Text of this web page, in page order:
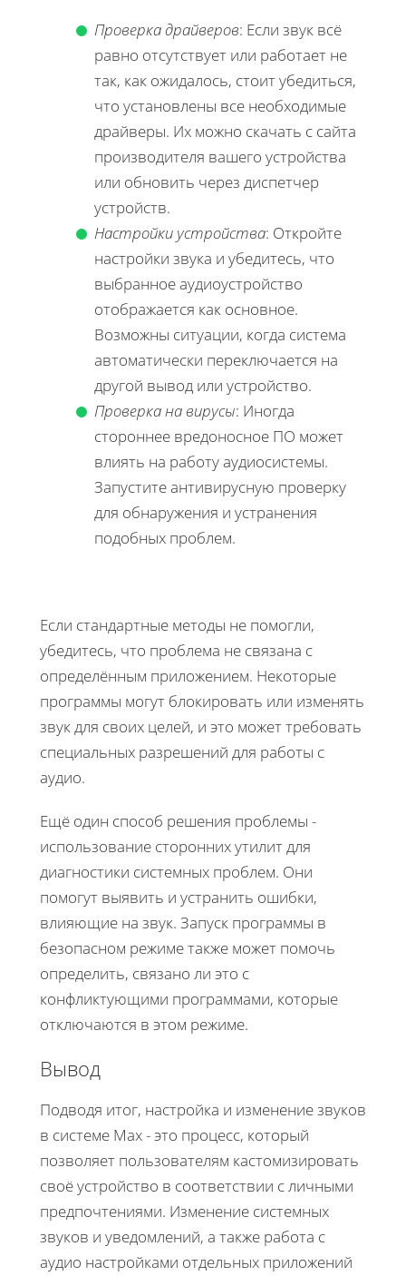
Проверка драйверов: Если звук всё
равно отсутствует или работает не
так, как ожидалось, стоит убедиться,
что установлены все необходимые
драйверы. Их можно скачать с сайта
производителя вашего устройства
или обновить через диспетчер
устройств.
Настройки устройства: Откройте
настройки звука и убедитесь, что
выбранное аудиоустройство
отображается как основное.
Возможны ситуации, когда система
автоматически переключается на
другой вывод или устройство.
Проверка на вирусы: Иногда
стороннее вредоносное ПО может
влиять на работу аудиосистемы.
Запустите антивирусную проверку
для обнаружения и устранения
подобных проблем.
Если стандартные методы не помогли,
убедитесь, что проблема не связана с
определённым приложением. Некоторые
программы могут блокировать или изменять
звук для своих целей, и это может требовать
специальных разрешений для работы с
аудио.
Ещё один способ решения проблемы -
использование сторонних утилит для
диагностики системных проблем. Они
помогут выявить и устранить ошибки,
влияющие на звук. Запуск программы в
безопасном режиме также может помочь
определить, связано ли это с
конфликтующими программами, которые
отключаются в этом режиме.
Вывод
Подводя итог, настройка и изменение звуков
в системе Max - это процесс, который
позволяет пользователям кастомизировать
своё устройство в соответствии с личными
предпочтениями. Изменение системных
звуков и уведомлений, а также работа с
аудио настройками отдельных приложений